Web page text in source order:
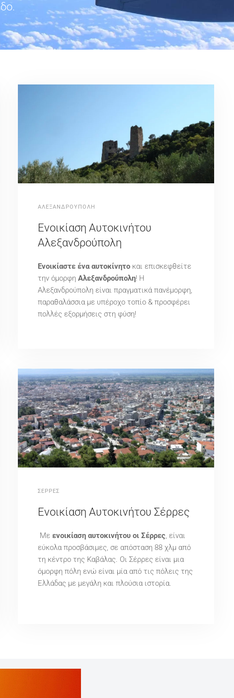
ΑΛΕΞΑΝΔΡΟΥΠΟΛΗ
Ενοικίαση Αυτοκινήτου
Αλεξανδρούπολη
Ενοικίαστε ένα αυτοκίνητο και επισκεφθείτε
την όμορφηΑλεξανδρούπολη! Η
Αλεξανδρούπολη είναι πραγματικά πανέμορφη,
παραθαλάσσια με υπέροχο τοπίο & προσφέρει
πολλές εξορμήσεις στη φύση!
ΣΕΡΡΕΣ
Ενοικίαση Αυτοκινήτου Σέρρες
Μεενοικίαση αυτοκινήτου οι Σέρρες, είναι
εύκολα προσβάσιμες, σε απόσταση 88 χλμ από
τη κέντρο της Καβάλας. Οι Σέρρες είναι μια
όμορφη πόλη ενώ είναι μία από τις πόλεις της
Ελλάδας με μεγάλη και πλούσια ιστορία.